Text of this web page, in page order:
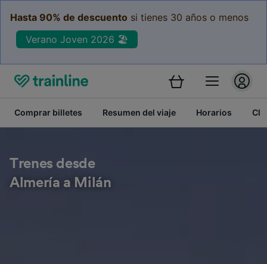
Hasta 90% de descuento si tienes 30 años o menos
Verano Joven 2026 🏖️
Comprar billetes Resumen del viaje Horarios
Trenes desde
Almería a Milán